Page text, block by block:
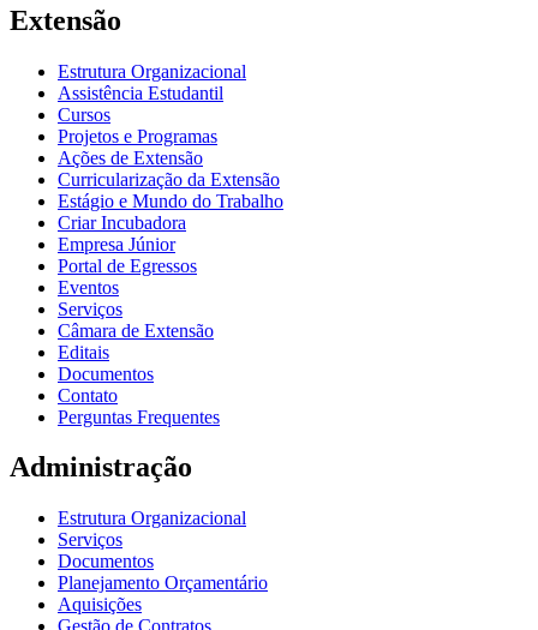
Extensão
Estrutura Organizacional
Assistência Estudantil
Cursos
Projetos e Programas
Ações de Extensão
Curricularização da Extensão
Estágio e Mundo do Trabalho
Criar Incubadora
Empresa Júnior
Portal de Egressos
Eventos
Serviços
Câmara de Extensão
Editais
Documentos
Contato
Perguntas Frequentes
Administração
Estrutura Organizacional
Serviços
Documentos
Planejamento Orçamentário
Aquisições